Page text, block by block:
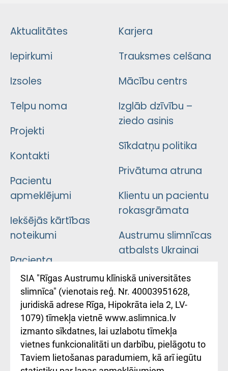
Aktualitātes
Iepirkumi
Izsoles
Telpu noma
Projekti
Kontakti
Pacientu
apmeklējumi
Iekšējās kārtības
noteikumi
Pacienta
atsauksmju/sūdzību
iesniegšanas
kārtība
Kā pie mums nokļūt
Rēķinu apmaksas
Karjera
Trauksmes celšana
Mācību centrs
Izglāb dzīvību –
ziedo asinis
Sīkdatņu politika
Privātuma atruna
Klientu un pacientu
rokasgrāmata
Austrumu slimnīcas
atbalsts Ukrainai
Підтримка Східної
лікарні та співпраця з
Україною
SIA "Rīgas Austrumu klīniskā universitātes
slimnīca" (vienotais reģ. Nr. 40003951628,
juridiskā adrese Rīga, Hipokrāta iela 2, LV-
1079) tīmekļa vietnē www.aslimnica.lv
izmanto sīkdatnes, lai uzlabotu tīmekļa
vietnes funkcionalitāti un darbību, pielāgotu to
Taviem lietošanas paradumiem, kā arī iegūtu